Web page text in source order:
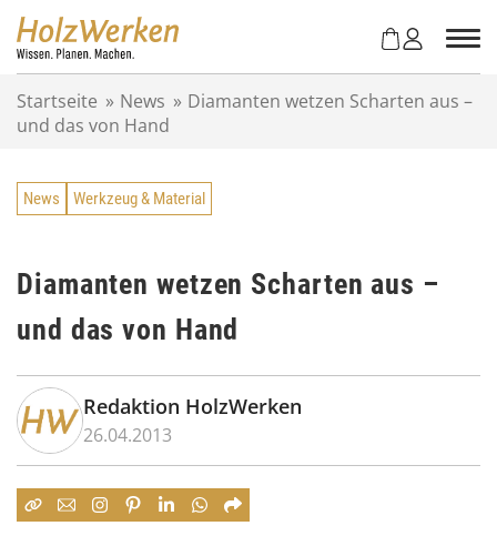
Startseite » News » Diamanten wetzen Scharten aus –
und das von Hand
News Werkzeug & Material
Diamanten wetzen Scharten aus –
und das von Hand
Redaktion HolzWerken
26.04.2013